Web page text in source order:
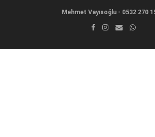
Mehmet Vayısoğlu - 0532 270